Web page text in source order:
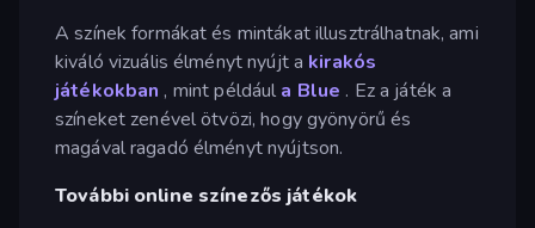
A színek formákat és mintákat illusztrálhatnak, ami
kiváló vizuális élményt nyújt a kirakós
játékokban , mint például a Blue . Ez a játék a
színeket zenével ötvözi, hogy gyönyörű és
magával ragadó élményt nyújtson.
További online színezős játékok